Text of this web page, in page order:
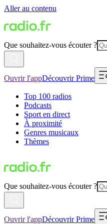
Aller au contenu
Que souhaitez-vous écouter ?
Ouvrir l'appDécouvrir Prime
Top 100 radios
Podcasts
Sport en direct
À proximité
Genres musicaux
Thèmes
Que souhaitez-vous écouter ?
Ouvrir l'appDécouvrir Prime